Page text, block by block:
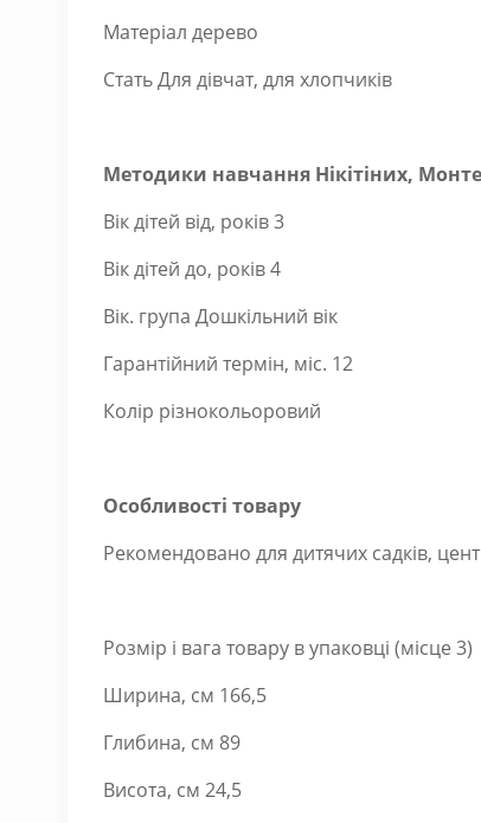
Матеріал дерево
Стать Для дівчат, для хлопчиків
Методики навчання Нікітіних,
Вік дітей від, років 3
Вік дітей до, років 4
Вік. група Дошкільний вік
Гарантійний термін, міс. 12
Колір різнокольоровий
Особливості товару
Рекомендовано для дитячих садків,
Розмір і вага товару в упаковці (місце 3)
Ширина, см 166,5
Глибина, см 89
Висота, см 24,5